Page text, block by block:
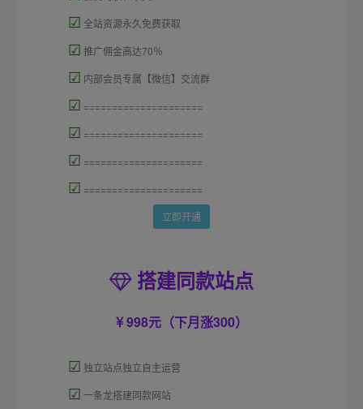
☑ 全站资源永久免费获取
☑ 推广佣金高达70％
☑ 内部会员专属【微信】交流群
☑ =====================
☑ =====================
☑ =====================
☑ =====================
立即开通
搭建同款站点
998元（下月涨300）
☑ 独立站点独立自主运营
☑ 一条龙搭建同款网站